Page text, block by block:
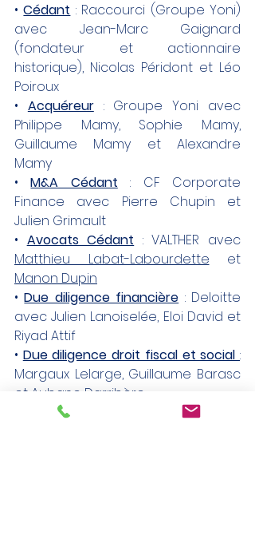
• Cédant : Raccourci (Groupe Yoni)
avec Jean-Marc Gaignard
(fondateur et actionnaire
historique), Nicolas Péridont et Léo
Poiroux
• Acquéreur : Groupe Yoni avec
Philippe Mamy, Sophie Mamy,
Guillaume Mamy et Alexandre
Mamy
• M&A Cédant : CF Corporate
Finance avec Pierre Chupin et
Julien Grimault
• Avocats Cédant
Matthieu Labat-Labourdette
Manon Dupin
• Due diligence financière : Deloitte
avec Julien Lanoiselée, Eloi David et
Riyad Attif
• Due diligence droit fiscal et social :
Margaux Lelarge, Guillaume Barasc
et Aubane Darribère
Avocats Acquéreur
: PGA Cabinet